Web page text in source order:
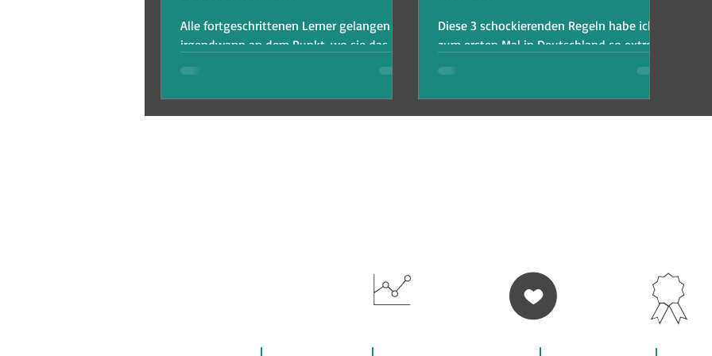
Alle fortgeschrittenen Lerner gelangen
irgendwann an dem Punkt, wo sie das
Gefühl bekommen, sie kommen nicht
Diese 3 schockierenden Regeln habe ich
zum ersten Mal in Deutschland so extrem
erlebt und ich wusste nicht, ob ich dabei